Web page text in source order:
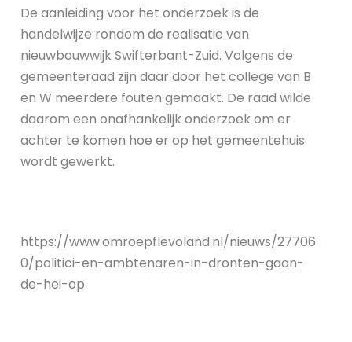
De aanleiding voor het onderzoek is de
handelwijze rondom de realisatie van
nieuwbouwwijk Swifterbant-Zuid. Volgens de
gemeenteraad zijn daar door het college van B
en W meerdere fouten gemaakt. De raad wilde
daarom een onafhankelijk onderzoek om er
achter te komen hoe er op het gemeentehuis
wordt gewerkt.
https://www.omroepflevoland.nl/nieuws/27706
0/politici-en-ambtenaren-in-dronten-gaan-
de-hei-op